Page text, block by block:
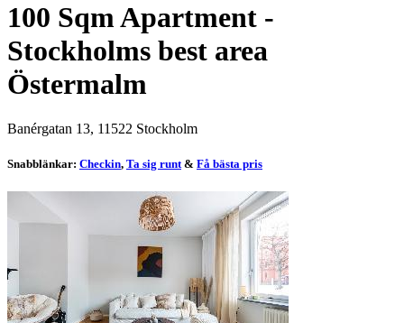
100 Sqm Apartment -
Stockholms best area
Östermalm
Banérgatan 13, 11522 Stockholm
Snabblänkar: Checkin, Ta sig runt & Få bästa pris